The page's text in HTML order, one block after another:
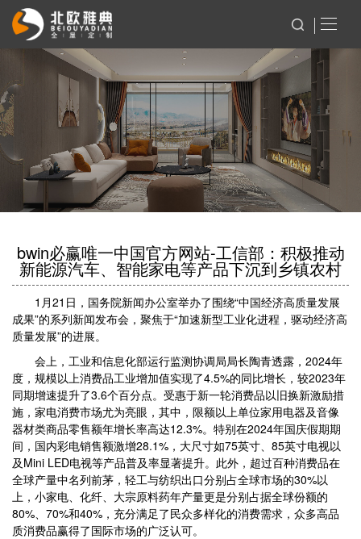
bwin必赢唯一中国官方网站-工信部：积极推动
新能源汽车、智能家电等产品下沉到乡镇农村
1月21日，国务院新闻办公室举办了围绕“中国经济高质量发展
成果”的系列新闻发布会，聚焦于“加速新型工业化进程，驱动经济高
质量发展”的进展。
会上，工业和信息化部运行监测协调局局长陶青透露，2024年
度，规模以上消费品工业增加值实现了4.5%的同比增长，较2023年
同期增速提升了3.6个百分点。受惠于新一轮消费品以旧换新激励措
施，家电消费市场尤为亮眼，其中，限额以上单位家用电器及音像
器材类商品零售额年增长率高达12.3%。特别在2024年国庆假期期
间，国内彩电销售额激增28.1%，大尺寸如75英寸、85英寸电视以
及Mini LED电视等产品普及率显著提升。此外，超过百种消费品在
全球产量中名列前茅，轻工与纺织出口分别占全球市场的30%以
上，小家电、化纤、大宗原料药年产量更是分别占据全球份额的
80%、70%和40%，充分满足了民众多样化的消费需求，众多高品
质消费品赢得了国际市场的广泛认可。